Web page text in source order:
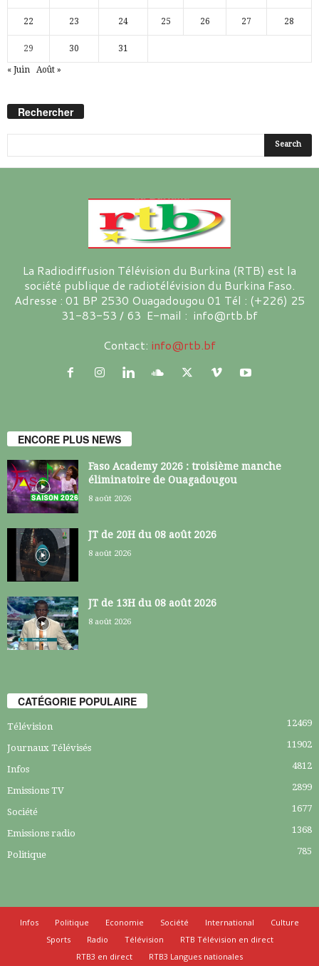
22 23 24 25 26 27 28
29 30 31
« Juin Août »
Rechercher
La Radiodiffusion Télévision du Burkina (RTB) est la
société publique de radiotélévision du Burkina Faso.
Adresse : 01 BP 2530 Ouagadougou 01 Tél : (+226) 25
31-83-53 / 63 E-mail : info@rtb.bf
Contact: info@rtb.bf
ENCORE PLUS NEWS
Faso Academy 2026 : troisième manche
éliminatoire de Ouagadougou
8 août 2026
JT de 20H du 08 août 2026
8 août 2026
JT de 13H du 08 août 2026
8 août 2026
CATÉGORIE POPULAIRE
Télévision 12469
Journaux Télévisés 11902
Infos 4812
Emissions TV 2899
Société 1677
Emissions radio 1368
Politique 785
Infos Politique Economie Société International
Culture
Sports
Radio Télévision
RTB Télévision en direct
RTB3 en direct
RTB3 Langues nationales